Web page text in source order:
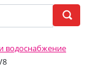
водоснабжение